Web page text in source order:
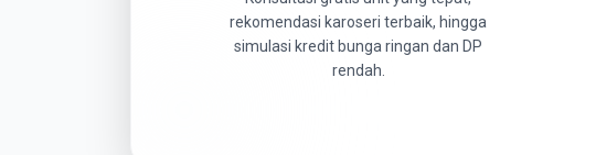
rekomendasi karoseri terbaik, hingga
simulasi kredit bunga ringan dan DP
rendah.